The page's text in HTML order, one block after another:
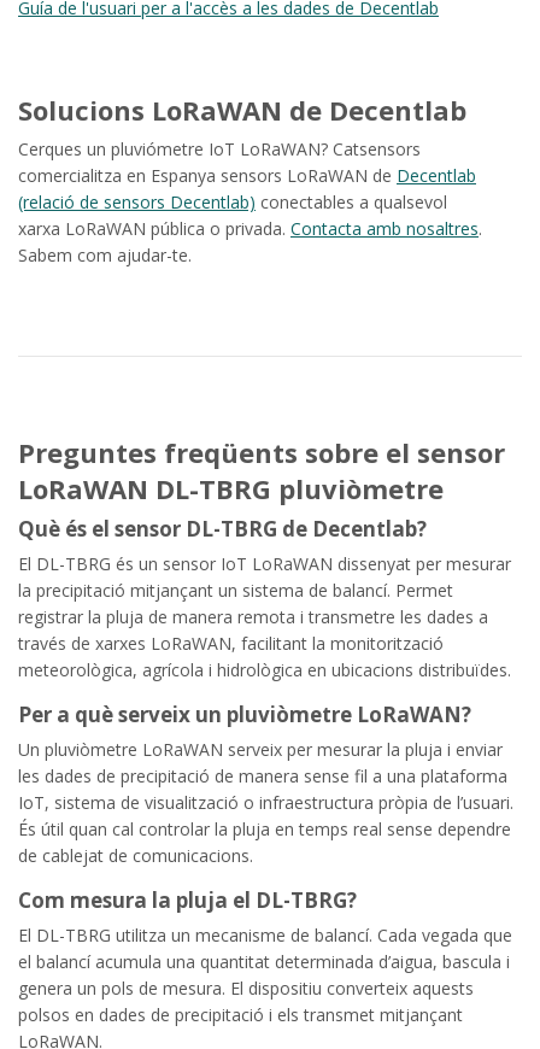
Guía de l'usuari per a l'accès a les dades de Decentlab
Solucions LoRaWAN de Decentlab
Cerques un pluviómetre IoT LoRaWAN? Catsensors
comercialitza en Espanya sensors LoRaWAN de Decentlab
(relació de sensors Decentlab) conectables a qualsevol
xarxa LoRaWAN pública o privada. Contacta amb nosaltres.
Sabem com ajudar-te.
Preguntes freqüents sobre el sensor
LoRaWAN DL-TBRG pluviòmetre
Què és el sensor DL-TBRG de Decentlab?
El DL-TBRG és un sensor IoT LoRaWAN dissenyat per mesurar
la precipitació mitjançant un sistema de balancí. Permet
registrar la pluja de manera remota i transmetre les dades a
través de xarxes LoRaWAN, facilitant la monitorització
meteorològica, agrícola i hidrològica en ubicacions distribuïdes.
Per a què serveix un pluviòmetre LoRaWAN?
Un pluviòmetre LoRaWAN serveix per mesurar la pluja i enviar
les dades de precipitació de manera sense fil a una plataforma
IoT, sistema de visualització o infraestructura pròpia de l’usuari.
És útil quan cal controlar la pluja en temps real sense dependre
de cablejat de comunicacions.
Com mesura la pluja el DL-TBRG?
El DL-TBRG utilitza un mecanisme de balancí. Cada vegada que
el balancí acumula una quantitat determinada d’aigua, bascula i
genera un pols de mesura. El dispositiu converteix aquests
polsos en dades de precipitació i els transmet mitjançant
LoRaWAN.